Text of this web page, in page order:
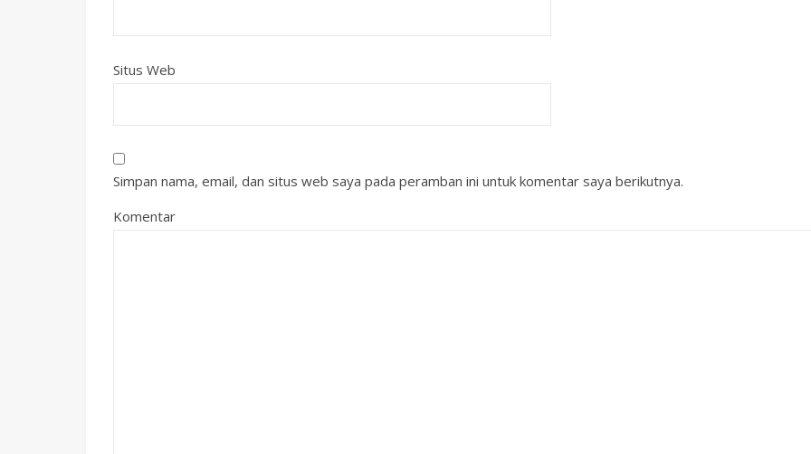
Situs Web
Simpan nama, email, dan situs web saya pada peramban ini untuk komentar saya berikutnya.
Komentar